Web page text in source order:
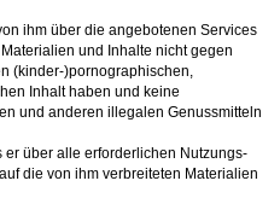
ihm über die angebotenen Services
und Inhalte nicht gegen
(kinder-)pornographischen,
Inhalt haben und keine
und anderen illegalen Genussmitteln
er über alle erforderlichen Nutzungs-
die von ihm verbreiteten Materialien